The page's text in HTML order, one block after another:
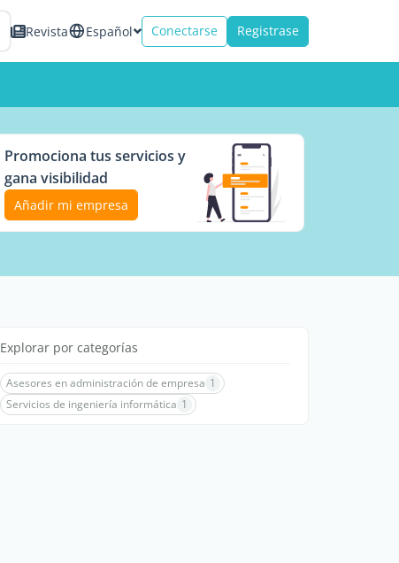
Revista Español Conectarse Registrase
Promociona tus servicios y
gana visibilidad
Añadir mi empresa
Explorar por categorías
Asesores en administración de empresa 1
Servicios de ingeniería informática 1